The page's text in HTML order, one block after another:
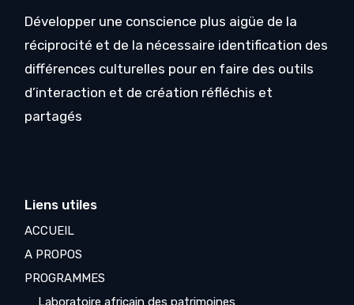
Développer une conscience plus aigüe de la
réciprocité et de la nécessaire identification des
différences culturelles pour en faire des outils
d’interaction et de création réfléchis et
partagés
Liens utiles
ACCUEIL
A PROPOS
PROGRAMMES
Laboratoire africain des patrimoines